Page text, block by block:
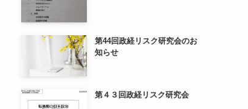
第44回政経リスク研究会のお
知らせ
第４３回政経リスク研究会